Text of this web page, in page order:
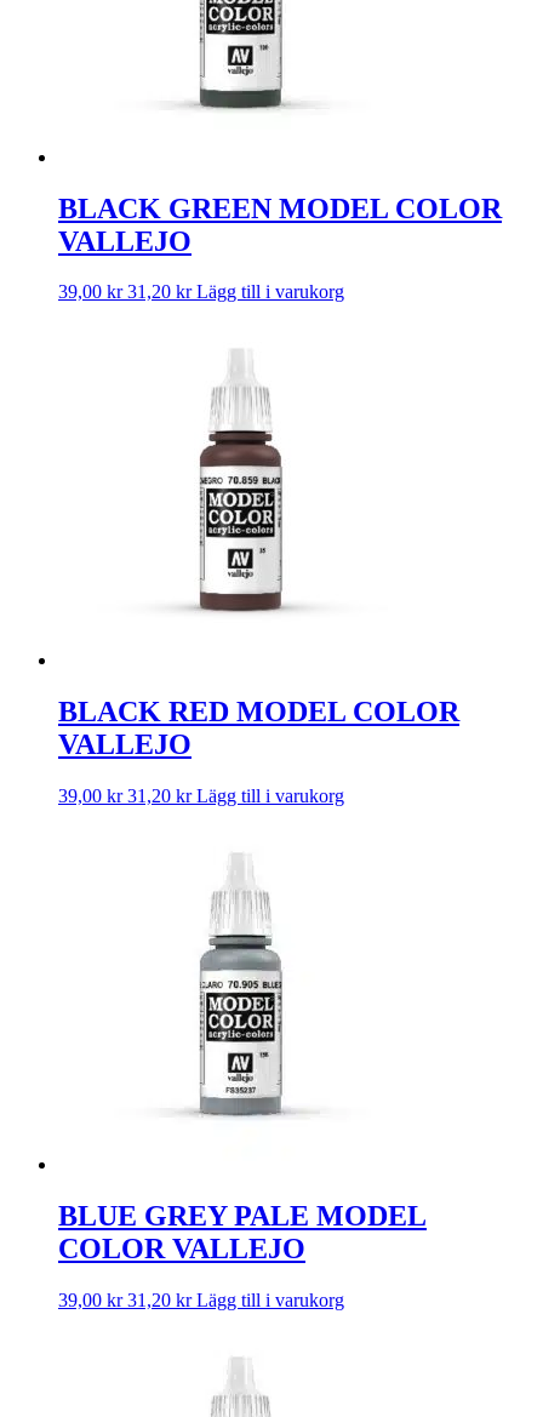
BLACK GREEN MODEL COLOR
VALLEJO
39,00 kr 31,20 kr Lägg till i varukorg
BLACK RED MODEL COLOR
VALLEJO
39,00 kr 31,20 kr Lägg till i varukorg
BLUE GREY PALE MODEL
COLOR VALLEJO
39,00 kr 31,20 kr Lägg till i varukorg